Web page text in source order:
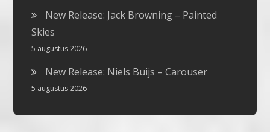
New Release: Jack Browning – Painted
Skies
5 augustus 2026
New Release: Niels Buijs – Carouser
5 augustus 2026